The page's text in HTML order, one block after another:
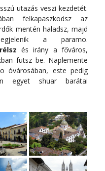
utazás veszi kezdetét.
felkapaszkodsz az
mentén haladsz, majd
a paramo.
és irány a főváros,
futsz be. Naplemente
óvárosában, este pedig
egyet shuar barátai